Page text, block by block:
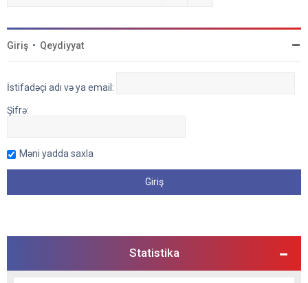
Giriş • Qeydiyyat
İstifadəçi adı və ya email:
Şifrə:
Məni yadda saxla
Statistika